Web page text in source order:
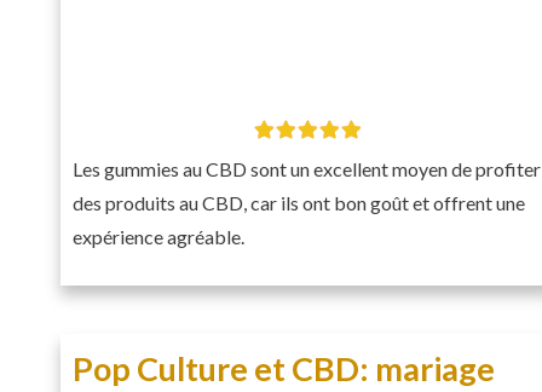
Les gummies au CBD sont un excellent moyen de profiter
des produits au CBD, car ils ont bon goût et offrent une
expérience agréable.
Pop Culture et CBD: mariage